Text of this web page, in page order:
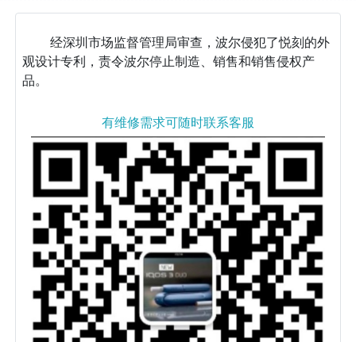
经深圳市场监督管理局审查，波尔侵犯了悦刻的外
观设计专利，责令波尔停止制造、销售和销售侵权产
品。
有维修需求可随时联系客服